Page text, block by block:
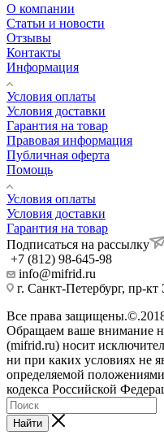
О компании
Статьи и новости
Отзывы
Контакты
Информация
Условия оплаты
Условия доставки
Гарантия на товар
Правовая информация
Публичная оферта
Помощь
Условия оплаты
Условия доставки
Гарантия на товар
Подписаться на рассылку
+7 (812) 98-645-98
info@mifrid.ru
г. Санкт-Петербург, пр-
Все права
Обращаем ваше внимание
(mifrid.ru) носит
ни при каких условиях не
определяемой
кодекса Российской
Найти